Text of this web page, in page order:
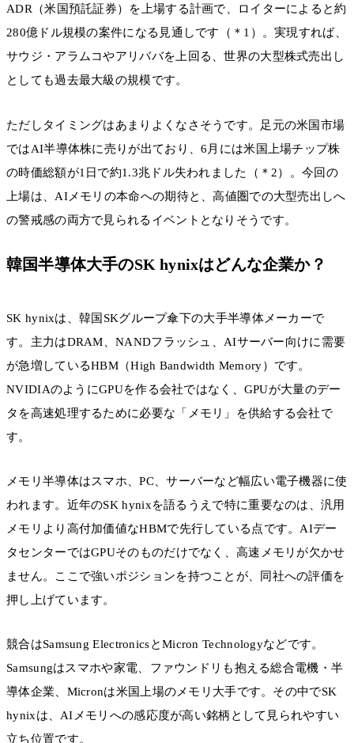
ADR（米国預託証券）を上場する計画で、ロイターによると約
280億ドル規模の案件になる見通しです（＊1）。実現すれば、
サウジ・アラムコやアリババを上回る、世界の大型株式売出し
としても過去最大級の規模です。
ただしタイミングはあまりよくなさそうです。足元の米国市場
ではAI半導体株に売りが出ており、6月には米国上場チップ株
の時価総額が1日で約1.3兆ドル失われました（＊2）。今回の
上場は、AIメモリの本命への期待と、高値圏での大型売出しへ
の警戒感の両方で見られるイベントとなりそうです。
韓国半導体大手のSK hynixはどんな企業か？
SK hynixは、韓国SKグループ傘下の大手半導体メーカーで
す。主力はDRAM、NANDフラッシュ、AIサーバー向けに需要
が急増しているHBM（High Bandwidth Memory）です。
NVIDIAのようにGPUを作る会社ではなく、GPUが大量のデー
タを高速処理するために必要な「メモリ」を供給する会社で
す。
メモリ半導体はスマホ、PC、サーバーなど幅広い電子機器に使
われます。近年のSK hynixを語るうえで特に重要なのは、汎用
メモリより高付加価値なHBMで先行している点です。AIデー
タセンターではGPUそのものだけでなく、高速メモリが欠かせ
ません。ここで強いポジションを持つことが、同社への評価を
押し上げています。
競合はSamsung ElectronicsとMicron Technologyなどです。
Samsungはスマホや家電、ファウンドリも抱える総合電機・半
導体企業、Micronは米国上場のメモリ大手です。その中でSK
hynixは、AIメモリへの感応度が高い銘柄として見られやすい
立ち位置です。